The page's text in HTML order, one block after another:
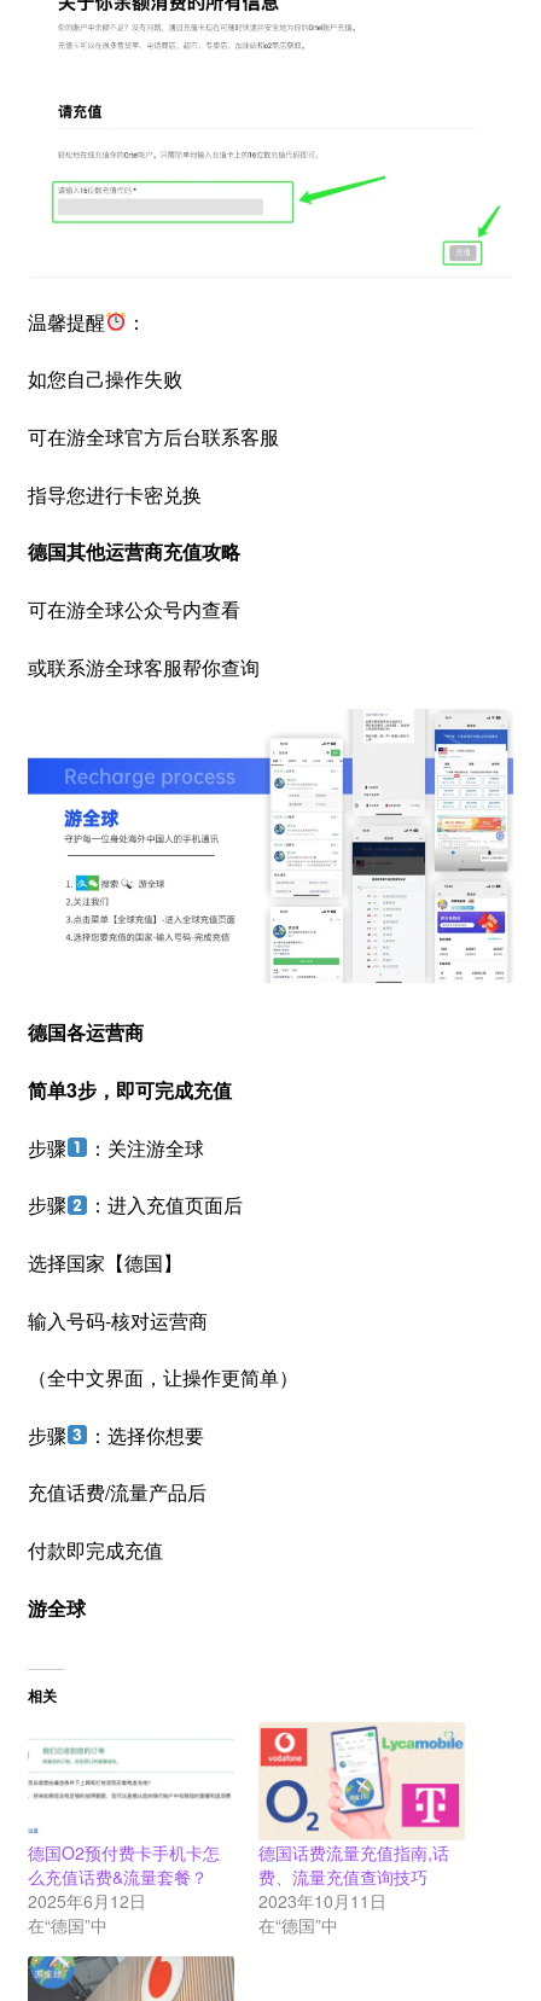
温馨提醒 ：
如您自己操作失败
可在游全球官方后台联系客服
指导您进行卡密兑换
德国其他运营商充值攻略
可在游全球公众号内查看
或联系游全球客服帮你查询
德国各运营商
简单3步，即可完成充值
步骤 ：关注游全球
步骤 ：进入充值页面后
选择国家【德国】
输入号码-核对运营商
（全中文界面，让操作更简单）
步骤 ：选择你想要
充值话费/流量产品后
付款即完成充值
游全球
相关
德国O2预付费卡手机卡怎
么充值话费&流量套餐？
2025年6月12日
在“德国”中
德国话费流量充值指南,话
费、流量充值查询技巧
2023年10月11日
在“德国”中